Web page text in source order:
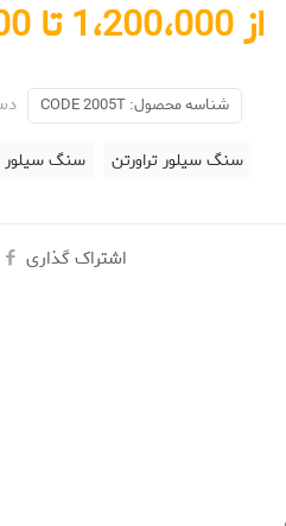
از 1،200،000 تا 3،500،000 تومان
شناسه محصول:CODE 2005T
سنگ سیلور تراورتن سنگ سیلور
اشتراک گذاری